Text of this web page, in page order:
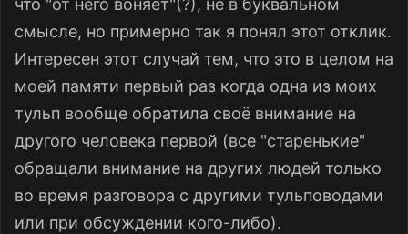
смысле, но примерно так я понял этот отклик.
Интересен этот случай тем, что это в целом на
моей памяти первый раз когда одна из моих
тульп вообще обратила своё внимание на
другого человека первой (все "старенькие"
обращали внимание на других людей только
во время разговора с другими тульповодами
или при обсуждении кого-либо).